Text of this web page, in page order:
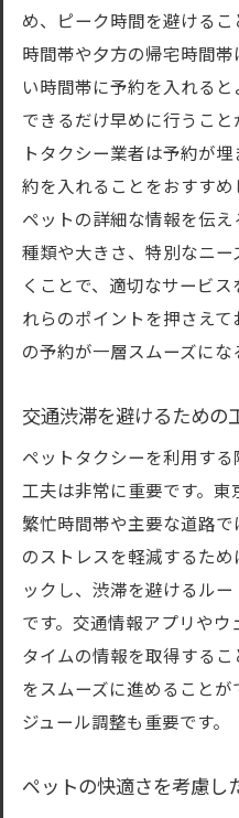
め、ピーク時間を避ける
時間帯や夕方の帰宅時間
い時間帯に予約を入れる
できるだけ早めに行うこ
トタクシー業者は予約が
約を入れることをおすす
ペットの詳細な情報を伝
種類や大きさ、特別なニ
くことで、適切なサービ
れらのポイントを押さえ
の予約が一層スムーズにな
交通渋滞を避けるための
ペットタクシーを利用す
工夫は非常に重要です。
繁忙時間帯や主要な道路
のストレスを軽減するた
ックし、渋滞を避けるル
です。交通情報アプリや
タイムの情報を取得する
をスムーズに進めること
ジュール調整も重要です。
ペットの快適さを考慮し